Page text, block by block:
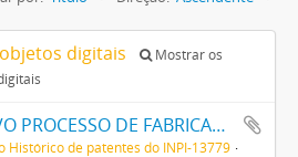
digitais
Mostrar os
UM NOVO PROCESSO DE FABRICAÇÃO DE CANOS, COLUNNAS E SEMELHANTES COM ARGAMASSAS DE CIMENTO OU CAL OU OUTRO AGLOMERADO
Histórico de patentes do INPI-13779